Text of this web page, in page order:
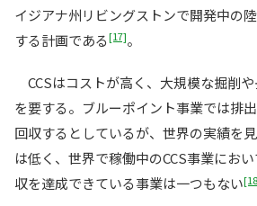
イジアナ州リビングストンで開発中の
する計画である[17]。
CCSはコストが高く、大規模な掘削
を要する。ブルーポイント事業では排
回収するとしているが、世界の実績を
は低く、世界で稼働中のCCS事業にお
収を達成できている事業は一つもない